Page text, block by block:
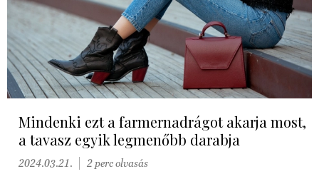
Mindenki ezt a farmernadrágot akarja most,
a tavasz egyik legmenőbb darabja
2024.03.21. 2 perc olvasás